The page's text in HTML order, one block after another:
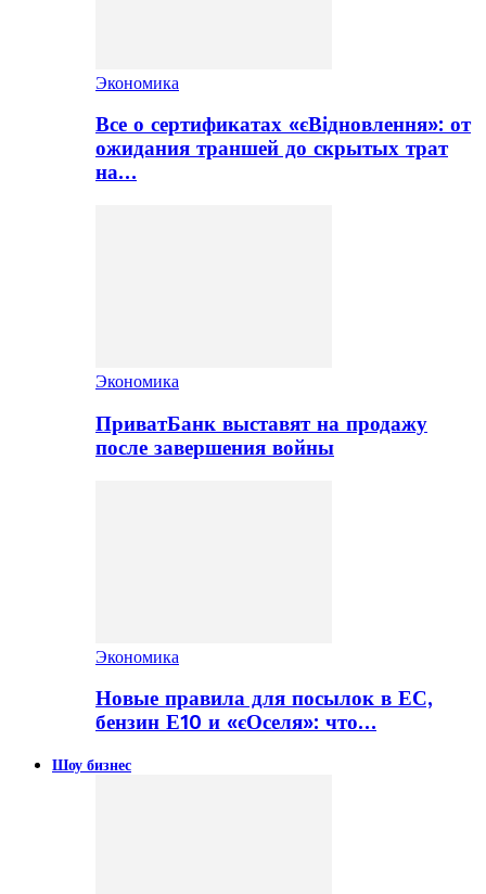
Экономика
Все о сертификатах «єВідновлення»: от
ожидания траншей до скрытых трат
на…
Экономика
ПриватБанк выставят на продажу
после завершения войны
Экономика
Новые правила для посылок в ЕС,
бензин Е10 и «єОселя»: что…
Шоу бизнес